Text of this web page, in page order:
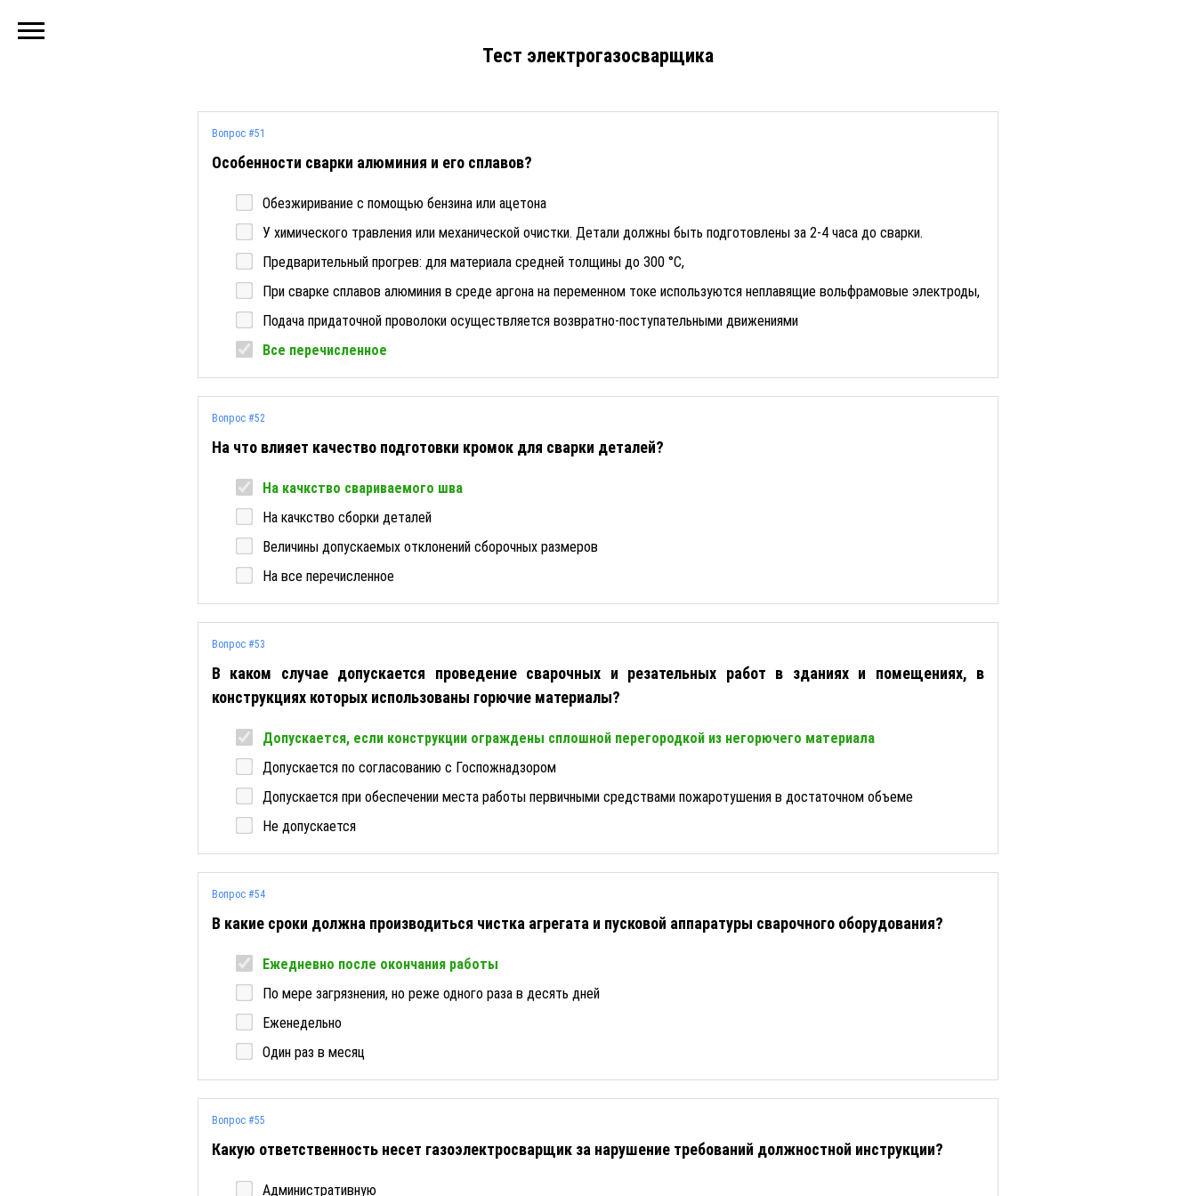
Тест электрогазосварщика
Вопрос #51
Особенности сварки алюминия и его сплавов?
Обезжиривание с помощью бензина или ацетона
У химического травления или механической очистки. Детали должны быть подготовлены за 2-4 часа до сварки.
Предварительный прогрев: для материала средней толщины до 300 °С,
При сварке сплавов алюминия в среде аргона на переменном токе используются неплавящие вольфрамовые электроды,
Подача придаточной проволоки осуществляется возвратно-поступательными движениями
Все перечисленное
Вопрос #52
На что влияет качество подготовки кромок для сварки деталей?
На качкство свариваемого шва
На качкство сборки деталей
Величины допускаемых отклонений сборочных размеров
На все перечисленное
Вопрос #53
В каком случае допускается проведение сварочных и резательных работ в зданиях и помещениях, в
конструкциях которых использованы горючие материалы?
Допускается, если конструкции ограждены сплошной перегородкой из негорючего материала
Допускается по согласованию с Госпожнадзором
Допускается при обеспечении места работы первичными средствами пожаротушения в достаточном объеме
Не допускается
Вопрос #54
В какие сроки должна производиться чистка агрегата и пусковой аппаратуры сварочного оборудования?
Ежедневно после окончания работы
По мере загрязнения, но реже одного раза в десять дней
Еженедельно
Один раз в месяц
Вопрос #55
Какую ответственность несет газоэлектросварщик за нарушение требований должностной инструкции?
Административную